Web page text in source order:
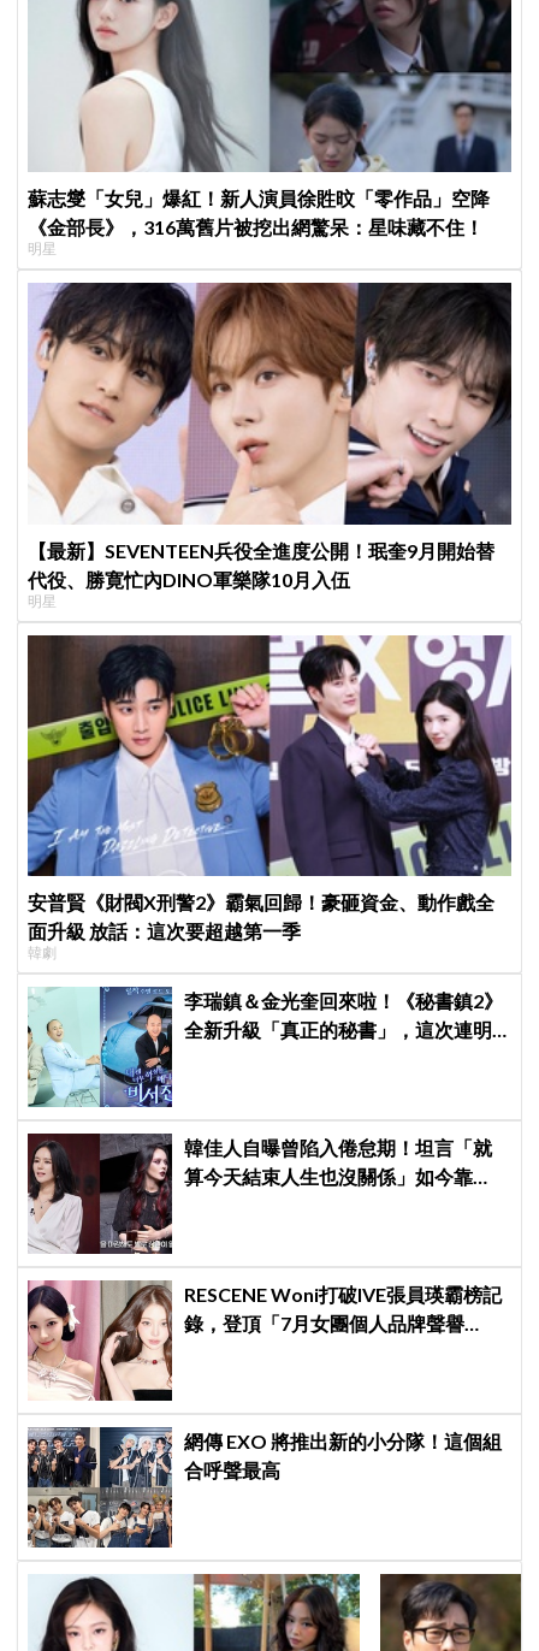
蘇志燮「女兒」爆紅！新人演員徐貹旼「零作品」空降
《金部長》，316萬舊片被挖出網驚呆：星味藏不住！
明星
【最新】SEVENTEEN兵役全進度公開！珉奎9月開始替
代役、勝寛忙內DINO軍樂隊10月入伍
明星
安普賢《財閥X刑警2》霸氣回歸！豪砸資金、動作戲全
面升級 放話：這次要超越第一季
韓劇
李瑞鎮＆金光奎回來啦！《秘書鎮2》
全新升級「真正的秘書」，這次連明
韓佳人自曝曾陷入倦怠期！坦言「就
算今天結束人生也沒關係」如今靠
RESCENE Woni打破IVE張員瑛霸榜記
錄，登頂「7月女團個人品牌聲譽
網傳 EXO 將推出新的小分隊！這個組
合呼聲最高